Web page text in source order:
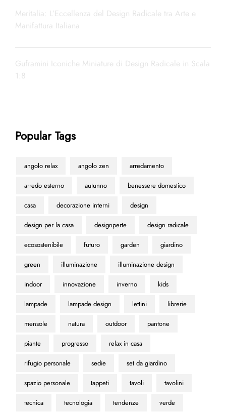
Meritalia: L’Eccellenza del Design Radicale tra Arte e
Manifattura Italiana
Guframini Iconiche Miniature di Design Radicale in Scala
1:8
Popular Tags
angolo relax angolo zen arredamento
arredo esterno autunno benessere domestico
casa decorazione interni design
design per la casa designperte design radicale
ecosostenibile futuro garden giardino
green illuminazione illuminazione design
indoor innovazione inverno kids
lampade lampade design lettini librerie
mensole natura outdoor pantone
piante progresso relax in casa
rifugio personale sedie set da giardino
spazio personale tappeti tavoli tavolini
tecnica tecnologia tendenze verde